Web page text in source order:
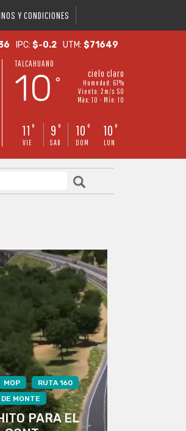
Y CONDICIONES
IPC:$-0.2 UTM:$71649
TALCAHUANO
10 °
cielo claro
Humedad: 61%
Viento: 2m/s SO
Máx: 10 • Mín: 10
11 °
VIE
9 °
SAB
10 °
DOM
10 °
LUN
MOP
RUTA 160
MONTE
PARA EL